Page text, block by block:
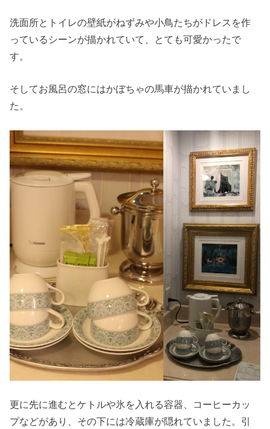
洗面所とトイレの壁紙がねずみや小鳥たちがドレスを作
っているシーンが描かれていて、とても可愛かったで
す。
そしてお風呂の窓にはかぼちゃの馬車が描かれていまし
た。
更に先に進むとケトルや氷を入れる容器、コーヒーカッ
プなどがあり、その下には冷蔵庫が隠れていました。引